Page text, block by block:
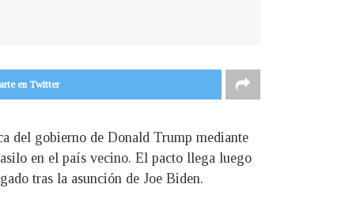
en Twitter
del gobierno de Donald Trump mediante
en el país vecino. El pacto llega luego
tras la asunción de Joe Biden.